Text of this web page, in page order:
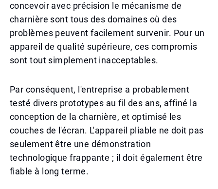
concevoir avec précision le mécanisme de
charnière sont tous des domaines où des
problèmes peuvent facilement survenir. Pour un
appareil de qualité supérieure, ces compromis
sont tout simplement inacceptables.
Par conséquent, l'entreprise a probablement
testé divers prototypes au fil des ans, affiné la
conception de la charnière, et optimisé les
couches de l'écran. L'appareil pliable ne doit pas
seulement être une démonstration
technologique frappante ; il doit également être
fiable à long terme.